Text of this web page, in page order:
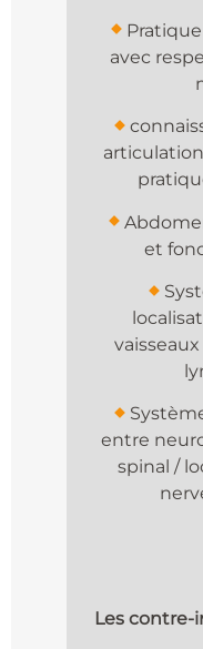
avec
et
entre
spinal /
Les contre-